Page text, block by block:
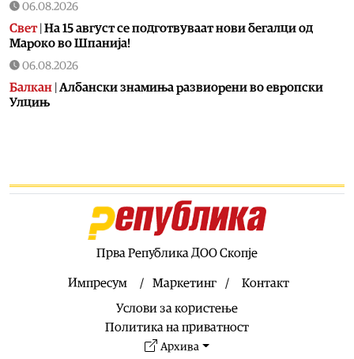
06.08.2026
Свет| На 15 август се подготвуваат нови бегалци од
Мароко во Шпанија!
06.08.2026
Балкан | Албански знамиња развиорени во европски
Улцињ
06.08.2026
Помалку првачиња, помалку иднина:
Демографската криза веќе стигна до училишните
Први случаи на западнонилска треска во
со невроинвазивна форма
Вкупно 18 пожари на отворено денеска до 18
Прва Република ДОО Скопје
Импресум Маркетинг
Контакт
Услови за користење
Политика на приватност
Архива